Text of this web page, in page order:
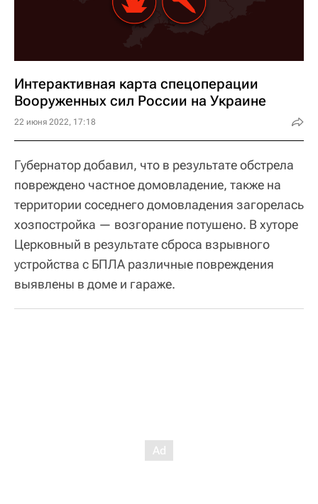
Интерактивная карта спецоперации
Вооруженных сил России на Украине
22 июня 2022, 17:18
Губернатор добавил, что в результате обстрела
повреждено частное домовладение, также на
территории соседнего домовладения загорелась
хозпостройка — возгорание потушено. В хуторе
Церковный в результате сброса взрывного
устройства с БПЛА различные повреждения
выявлены в доме и гараже.